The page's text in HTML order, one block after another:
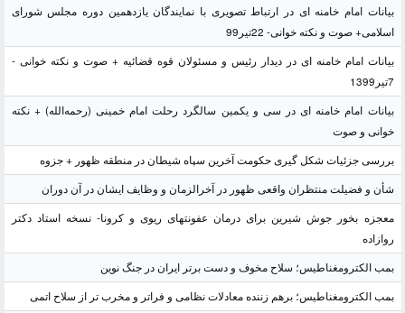
بیانات امام خامنه ای در ارتباط تصویری با نمایندگان یازدهمین دوره مجلس شورای
اسلامی+ صوت و نکته خوانی- 22تیر99
بیانات امام خامنه ای در دیدار رئیس و مسئولان قوه قضائیه + صوت و نکته خوانی -
7تیر1399
بیانات امام خامنه ای در سی و یکمین سالگرد رحلت امام خمینی (رحمه‌الله) + نکته
خوانی و صوت
بررسی جزئیات شکل گیری حکومت آخرین سپاه شیطان در منطقه ظهور + جزوه
شأن و فضیلت منتظران واقعی ظهور در آخرالزمان و وظایف ایشان در آن دوران
معجزه بخور جوش شیرین برای درمان عفونتهای ریوی و کرونا- نسخه استاد دکتر
روازاده
بمب الکترومغناطیس؛ سلاح مخوف و دست برتر ایران در جنگ نوین
بمب الکترومغناطیس؛ برهم زننده معادلات نظامی و فراتر و مخرب تر از سلاح اتمی